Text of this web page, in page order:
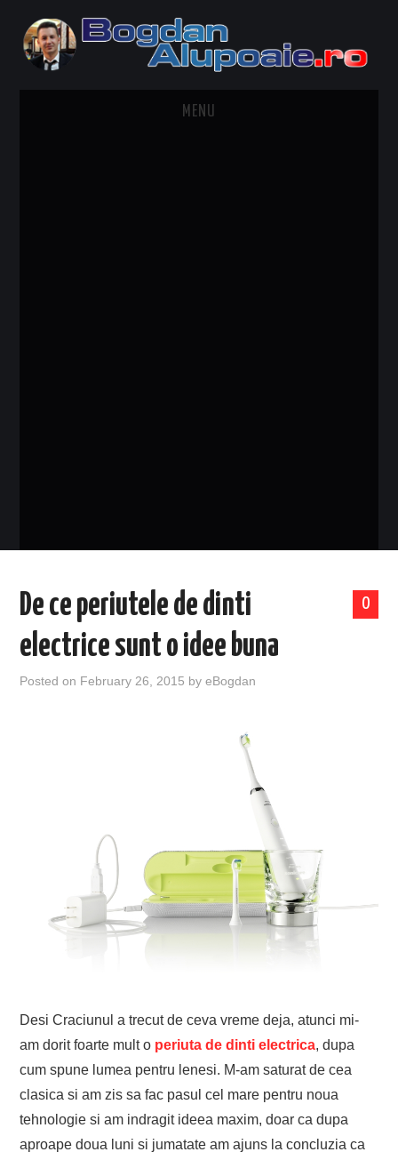
MENU
0
De ce periutele de dinti
electrice sunt o idee buna
Posted on February 26, 2015 byeBogdan
Desi Craciunul a trecut de ceva vreme deja, atunci mi-
am dorit foarte mult o periuta de dinti electrica, dupa
cum spune lumea pentru lenesi. M-am saturat de cea
clasica si am zis sa fac pasul cel mare pentru noua
tehnologie si am indragit ideea maxim, doar ca dupa
aproape doua luni si jumatate am ajuns la concluzia ca